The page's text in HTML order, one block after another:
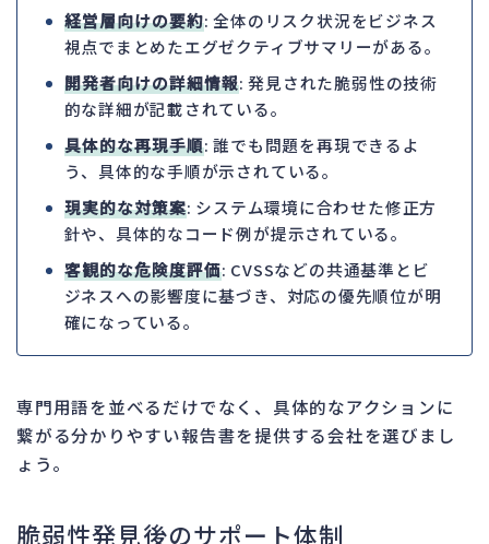
経営層向けの要約: 全体のリスク状況をビジネス
視点でまとめたエグゼクティブサマリーがある。
開発者向けの詳細情報: 発見された脆弱性の技術
的な詳細が記載されている。
具体的な再現手順: 誰でも問題を再現できるよ
う、具体的な手順が示されている。
現実的な対策案: システム環境に合わせた修正方
針や、具体的なコード例が提示されている。
客観的な危険度評価: CVSSなどの共通基準とビ
ジネスへの影響度に基づき、対応の優先順位が明
確になっている。
専門用語を並べるだけでなく、具体的なアクションに
繋がる分かりやすい報告書を提供する会社を選びまし
ょう。
脆弱性発見後のサポート体制